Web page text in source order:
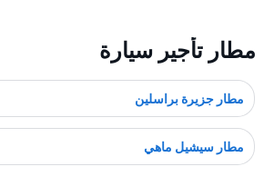
مطار تأجير سيارة
مطار جزيرة براسلين
مطار سيشيل ماهي